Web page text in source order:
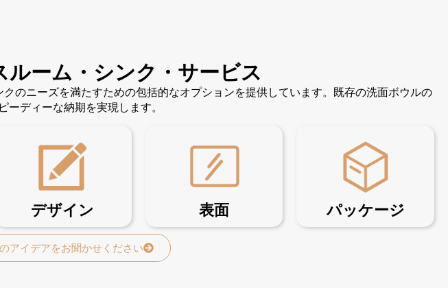
ーム・シンク・サービス
のニーズを満たすための包括的なオプションを提供しています。既存の洗面ボウルの
ーディーな納期を実現します。
デザイン 表面 パッケージ
アイデアをお聞かせください